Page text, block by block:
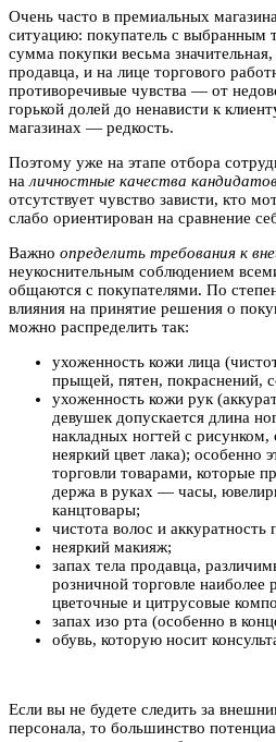
Очень часто в премиальных
ситуацию: покупатель с выбранным
сумма покупки весьма
продавца, и на лице торгового
противоречивые чувства — от
горькой долей до ненависти к
магазинах — редкость.
Поэтому уже на этапе отбора
наличностные качества
отсутствует чувство зависти, кто
слабо ориентирован на сравнение
Важно определить требования к
неукоснительным соблюдением
общаются с покупателями. По
влияния на принятие решения о
можно распределить так:
ухоженность кожи лица
прыщей, пятен, покраснений,
ухоженность кожи рук
девушек допускается длина
накладных ногтей с рисунком,
неяркий цвет лака); особенно
торговли товарами, которые
держа в руках — часы,
канцтовары;
чистота волос и аккуратность
неяркий макияж;
запах тела продавца,
розничной торговле наиболее
цветочные и цитрусовые
запах изо рта (особенно в
обувь, которую носит
Если вы не будете следить за
персонала, то большинство